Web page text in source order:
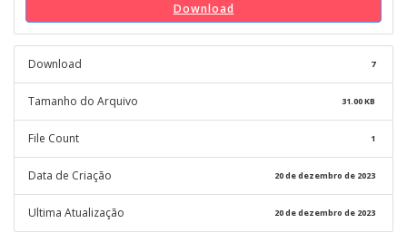
Download
Download 7
Tamanho do Arquivo 31.00 KB
File Count 1
Data de Criação 20 de dezembro de 2023
Ultima Atualização 20 de dezembro de 2023